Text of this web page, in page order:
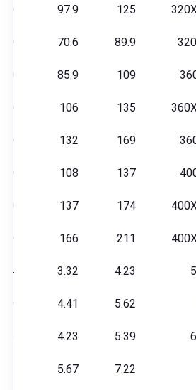
125
97.9
89.9
70.6
109
85.9
135
106
169
132
137
108
174
137
211
166
4.23
3.32
5.62
4.41
5.39
4.23
7.22
5.67